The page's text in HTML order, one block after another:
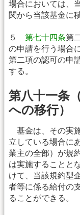
場合においては、
関から当該基金に
５ 第七十四条第
の申請を行う場合
第二項の認可の申
する。
第八十一条
への移行）
基金は、その実
立している場合に
業主の全部）が規
は実施することと
けて、当該規約型
者等に係る給付の
ることができる。